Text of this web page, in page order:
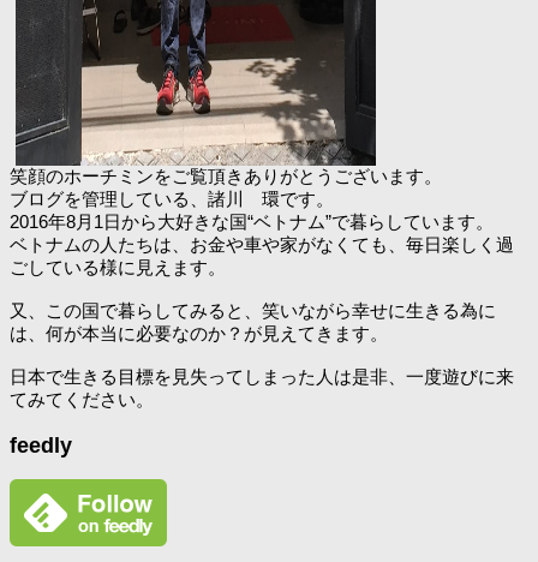
笑顔のホーチミンをご覧頂きありがとうございます。
ブログを管理している、諸川 環です。
2016年8月1日から大好きな国“ベトナム”で暮らしています。
ベトナムの人たちは、お金や車や家がなくても、毎日楽しく過
ごしている様に見えます。
又、この国で暮らしてみると、笑いながら幸せに生きる為に
は、何が本当に必要なのか？が見えてきます。
日本で生きる目標を見失ってしまった人は是非、一度遊びに来
てみてください。
feedly